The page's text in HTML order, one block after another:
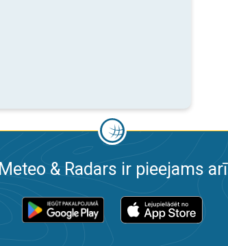
Meteo & Radars ir pieejams arī